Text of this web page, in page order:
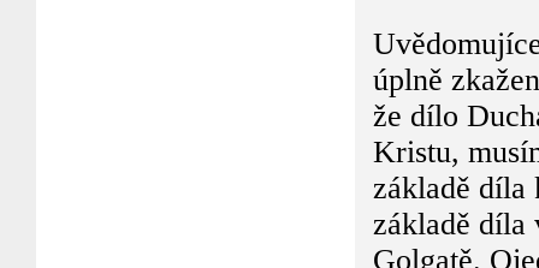
úplně
že dílo
Kristu,
základě díla
základě
Golgatě.